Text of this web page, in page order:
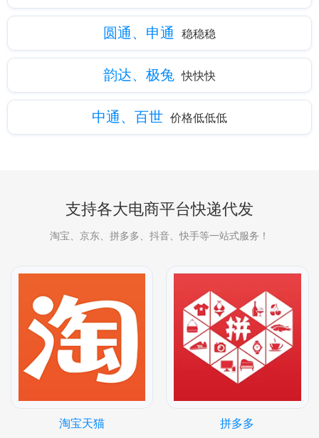
圆通、申通 稳稳稳
韵达、极兔 快快快
中通、百世 价格低低低
支持各大电商平台快递代发
淘宝、京东、拼多多、抖音、快手等一站式服务！
淘宝天猫 拼多多